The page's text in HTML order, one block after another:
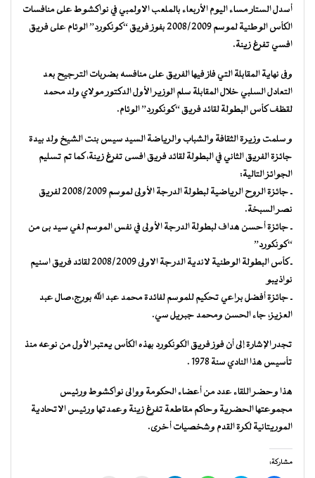
أسدل الستار مساء اليوم الأربعاء بالملعب الاولمبي في نواكشوط على منافسات
الكأس الوطنية لموسم 2008/2009 بفوز فريق “كونكورد” الوئام على فريق
افسي تفرغ زينة.
وفى نهاية المقابلة التي فاز فيها الفريق على منافسه بضربات الترجيح بعد
التعادل السلبي خلال المقابلة سلم الوزير الأول الدكتور مولاي ولد محمد
لقظف كأس البطولة لقائد فريق “كونكورد” الوئام.
و سلمت وزيرة الثقافة والشباب والرياضة السيد سيس بنت الشيخ ولد بيدة
جائزة الفريق الثاني في البطولة لقائد فريق افسى تفرغ زينة، كما تم تسليم
الجوائز التالية:
ـ جائزة الروح الرياضية لبطولة الدرجة الأولى لموسم 2008/2009 لفريق
نصر السبخة.
ـ جائزة أحسن هداف لبطولة الدرجة الأولى في نفس الموسم لغي سيد بى من
“كونكورد”
ـ كأس البطولة الوطنية لاندية الدرجة الاولى 2008/2009 لقائد فريق اسنيم
نواذيبو
ـ جائزة أفضل براعي تحكيم للموسم لفائدة محمد عبد الله بورج،صال عبد
العزيز، جاء الحسن ومحمد جبريل سي.
تجدر الإشارة إلى أن فوز فريق الكونكورد بهذه الكأس يعتبر الأول من نوعه منذ
تأسيس هذا النادي سنة 1978 .
هذا وحضر اللقاء عدد من أعضاء الحكومة ووالى نواكشوط ورئيس
مجموعتها الحضرية وحاكم مقاطعة تفرغ زينة وعمدتها ورئيس الاتحادية
الموريتانية لكرة القدم وشخصيات أخرى.
مشاركة: